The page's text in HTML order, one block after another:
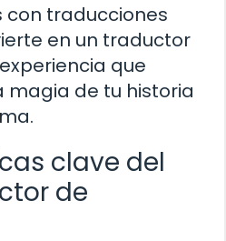
con traducciones
en un traductor
que
magia de tu historia
clave del
de